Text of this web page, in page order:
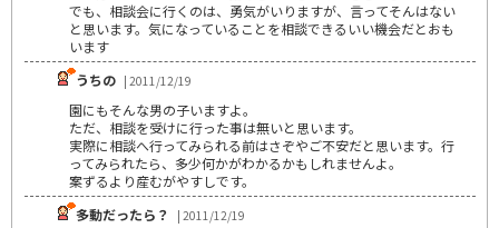
でも、相談会に行くのは、勇気がいりますが、言ってそんはない
と思います。気になっていることを相談できるいい機会だとおも
います
うちの | 2011/12/19
園にもそんな男の子いますよ。
ただ、相談を受けに行った事は無いと思います。
実際に相談へ行ってみられる前はさぞやご不安だと思います。行
ってみられたら、多少何かがわかるかもしれませんよ。
案ずるより産むがやすしです。
多動だったら？
| 2011/12/19